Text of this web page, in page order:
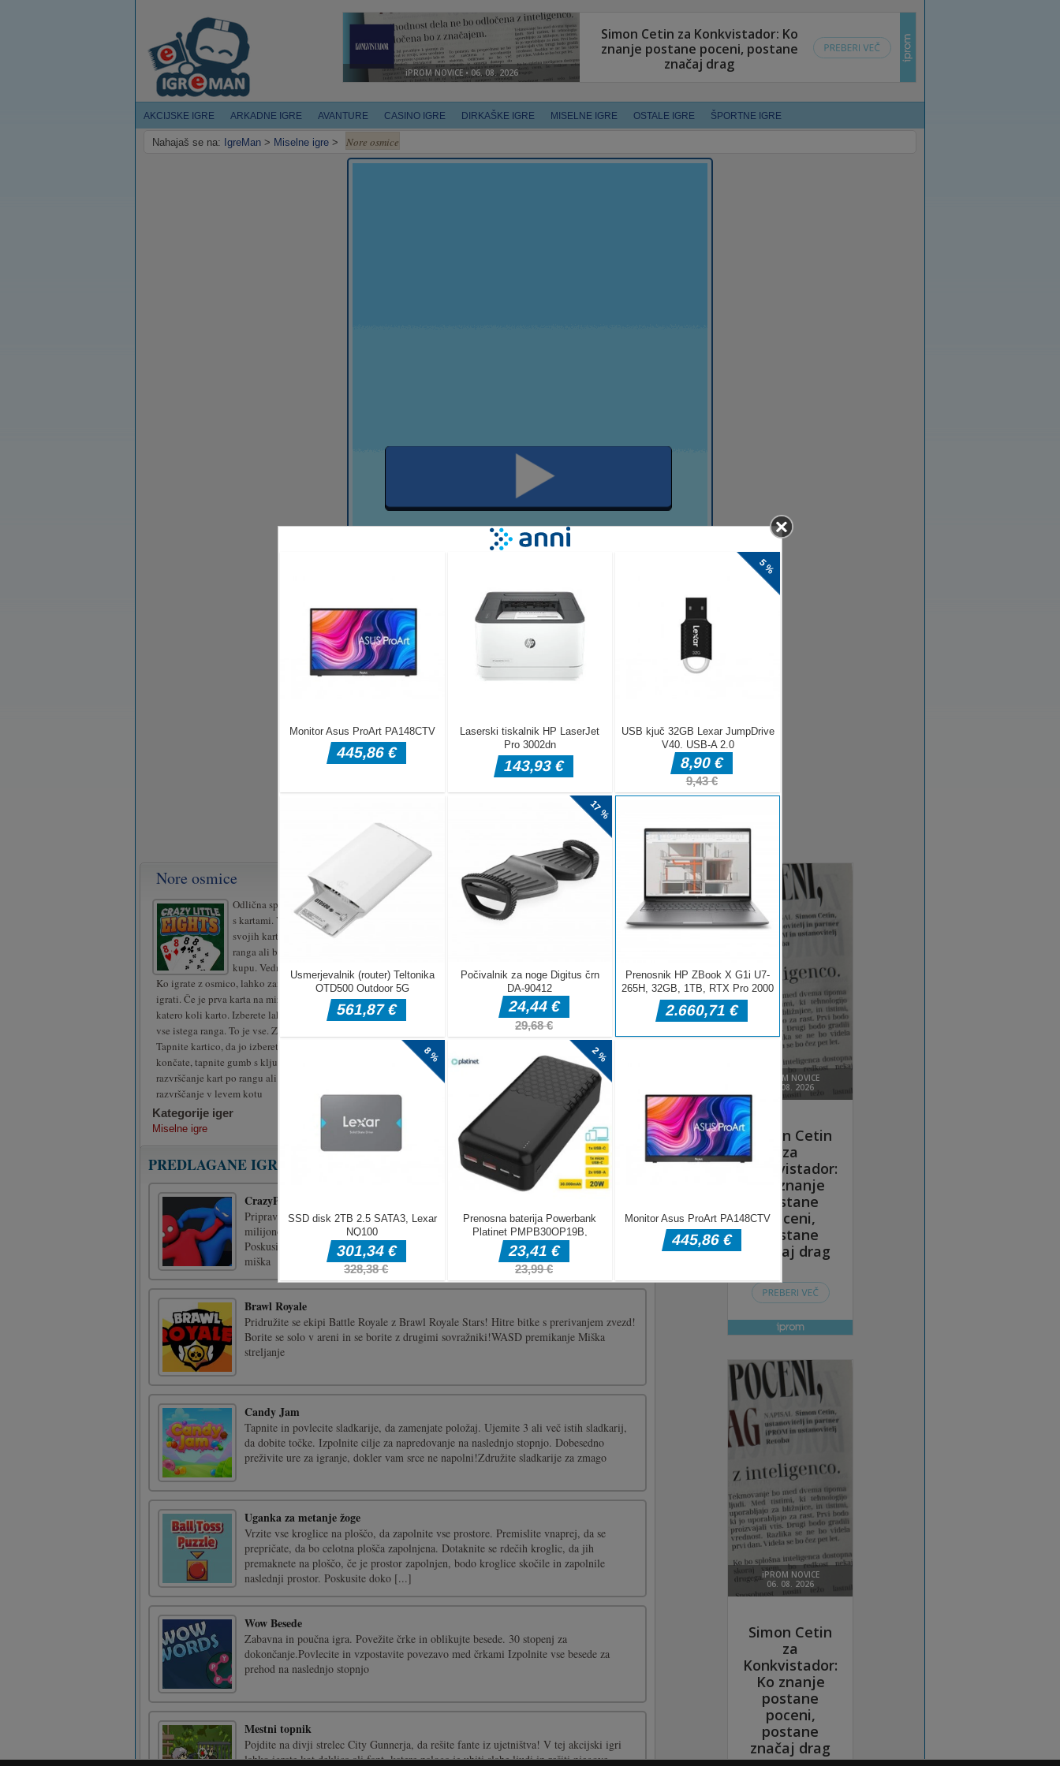
AKCIJSKE IGRE ARKADNE IGRE AVANTURE CASINO IGRE DIRKAŠKE IGRE MISELNE IGRE OSTALE IGRE ŠPORTNE IGRE
Nahajaš se na: IgreMan > Miselne igre > Nore osmice
Nore osmice
Odlična spletna različica priljubljene igre
s kartami. Vaš cilj je, da se znebite vseh
svojih kart. Igrate lahko s karto istega
ranga ali barve kot karta na osrednjem
kupu. Vedno lahko igrate tudi z osmico.
Ko igrate z osmico, lahko zamenjate barvo, s katero želite
igrati. Če je prva karta na mizi osmica, lahko igro začnete s
katero koli karto. Izberete lahko več kart, vendar morajo biti
vse istega ranga. To je vse. Zabavaj se!
Tapnite kartico, da jo izberete, lahko izberete več kart Ko
končate, tapnite gumb s kljukico, da izvedete potezo. Za
razvrščanje kart po rangu ali barvi uporabite gumb za
razvrščanje v levem kotu
Kategorije iger
Miselne igre
PREDLAGANE IGRE
CrazyParty.io
Pripravite se na najbolj smešno in najbolj prijetno igro Battle Royale, ki ima več kot 10
milijonov prenosov na drugih platformah. Zberite druge igralce in jih vrzite stran.
Poskusite preživeti in bodite zadnji. Pridružite se tej zasvojljivi zabavi takoj zdaj.Samo
miška
Brawl Royale
Pridružite se ekipi Battle Royale z Brawl Royale Stars! Hitre bitke s prerivanjem zvezd!
Borite se solo v areni in se borite z drugimi sovražniki!WASD premikanje Miška
streljanje
Candy Jam
Tapnite in povlecite sladkarije, da zamenjate položaj. Ujemite 3 ali več istih sladkarij,
da dobite točke. Izpolnite cilje za napredovanje na naslednjo stopnjo. Dobesedno
preživite ure za igranje, dokler vam srce ne napolni!Združite sladkarije za zmago
Uganka za metanje žoge
Vrzite vse kroglice na ploščo, da zapolnite vse prostore. Premislite vnaprej, da se
prepričate, da bo celotna plošča zapolnjena. Dotaknite se rdečih kroglic, da jih
premaknete na ploščo, če je prostor zapolnjen, bodo kroglice skočile in zapolnile
naslednji prostor. Poskusite doko [...]
Wow Besede
Zabavna in poučna igra. Povežite črke in oblikujte besede. 30 stopenj za
dokončanje.Povlecite in vzpostavite povezavo med črkami Izpolnite vse besede za
prehod na naslednjo stopnjo
Mestni topnik
Pojdite na divji strelec City Gunnerja, da rešite fante iz ujetništva! V tej akcijski igri
lahko igrate kot deklica ali fant, katere naloga je ubiti slabe ljudi in rešiti njegove